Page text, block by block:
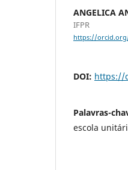
ANGELICA
IFPR
https://orcid.org/
DOI: https://
Palavras-
escola